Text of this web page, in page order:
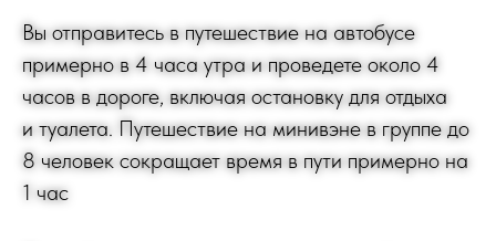
Вы отправитесь в путешествие на автобусе
примерно в 4 часа утра и проведете около 4
часов в дороге, включая остановку для отдыха
и туалета. Путешествие на минивэне в группе до
8 человек сокращает время в пути примерно на
1 час